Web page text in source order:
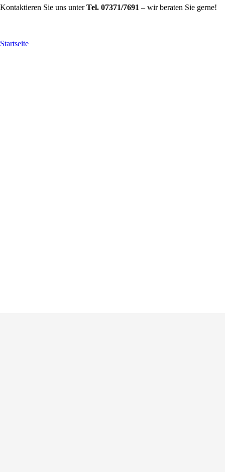
Kontaktieren Sie uns unterTel. 07371/7691 – wir beraten Sie gerne!
Startseite